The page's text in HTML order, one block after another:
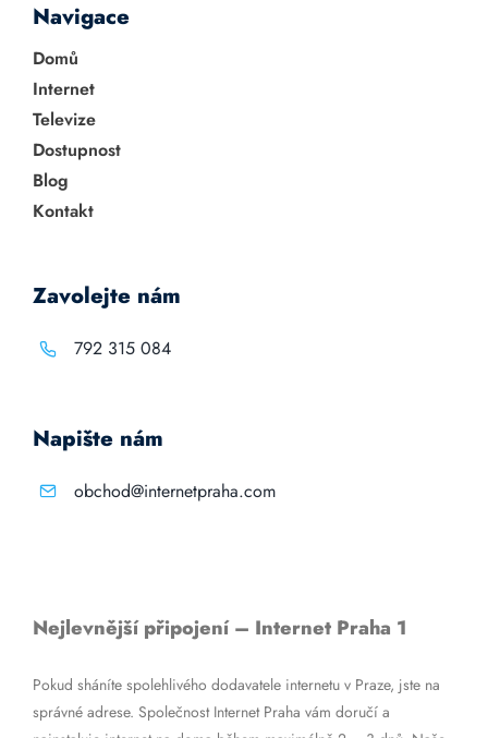
Navigace
Domů
Internet
Televize
Dostupnost
Blog
Kontakt
Zavolejte nám
792 315 084
Napište nám
obchod@internetpraha.com
Nejlevnější připojení – Internet Praha 1
Pokud sháníte spolehlivého dodavatele internetu v Praze, jste na
správné adrese. Společnost Internet Praha vám doručí a